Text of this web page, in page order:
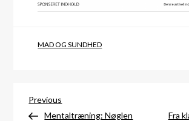
MAD OG SUNDHED
Indlægsnavigation
Previous
Post
Previous
Mentaltræning: Nøglen
Fra